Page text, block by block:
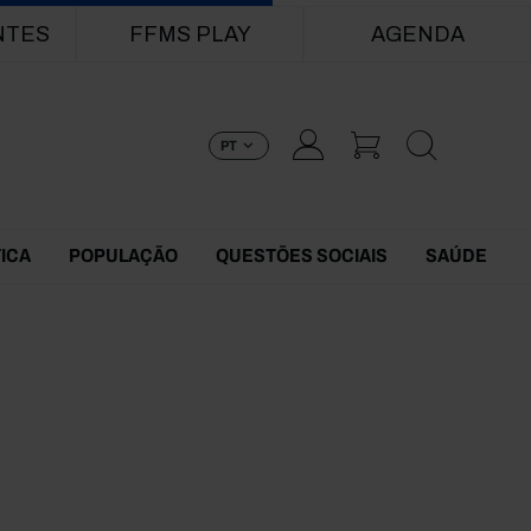
FFMS PLAY AGENDA
PT
POPULAÇÃO QUESTÕES SOCIAIS SAÚDE